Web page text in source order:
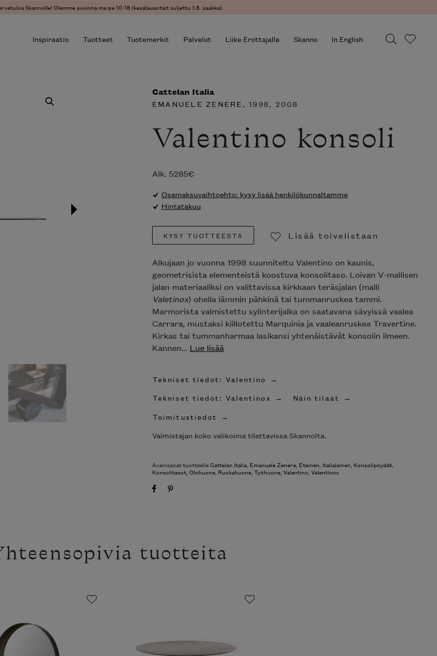
Skannolle! Olemme avoinna ma-pe 10-18 (kesälauantait suljettu 1.8. saakka).
Inspiraatio Tuotteet Tuotemerkit Palvelut Liike Erottajalla Skanno In English
Cattelan Italia
EMANUELE ZENERE , 1998, 2008
Valentino konsoli
Alk. 5285€
Osamaksuvaihtoehto: kysy lisää henkilökunnaltamme
Hintatakuu
KYSY TUOTTEESTA
Lisää toivelistaan
Alkujaan jo vuonna 1998 suunniteltu Valentino on kaunis,
geometrisista elementeistä koostuva konsolitaso. Loivan V-mallisen
jalan materiaaliksi on valittavissa kirkkaan teräsjalan (malli
Valetinox) ohella lämmin pähkinä tai tummanruskea tammi.
Marmorista valmistettu sylinterijalka on saatavana sävyissä vaalea
Carrara, mustaksi kiillotettu Marquinia ja vaaleanruskea Travertine.
Kirkas tai tummanharmaa lasikansi yhtenäistävät konsolin ilmeen.
Kannen... Lue lisää
Tekniset tiedot: Valentino
Tekniset tiedot: Valentinox
Näin tilaat
Toimitustiedot
Valmistajan koko valikoima tilattavissa Skannolta.
Avainsanat tuotteelleCattelan Italia, Emanuele Zenere, Eteinen, Italialainen, Konsolipöydät,
Konsolitasot, Olohuone, Ruokahuone, Työhuone, Valentino, Valentinox
tuotteita